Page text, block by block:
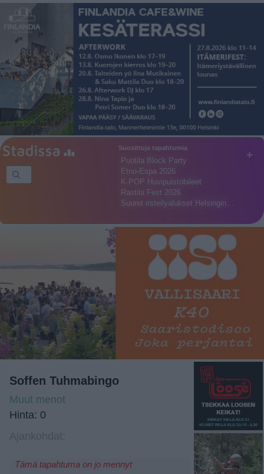
+
Suosittuja tapahtumia
Puotila Block Party
Etno-Espa 2026
K-POP Huvipuistobileet
Rastila Fest 2026
Suuret risteilyalukset Helsingin…
Soffen Tuhmabingo
Muut menot
Hinta: 0
Tämä tapahtuma on jo mennyt